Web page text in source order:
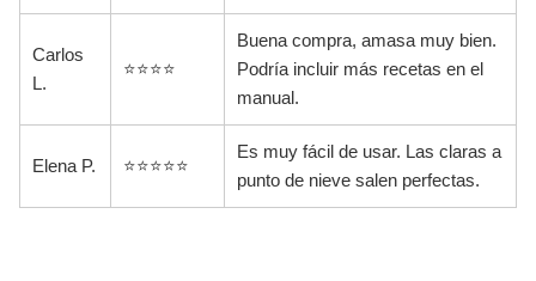
Carlos
L.
⭐⭐⭐⭐
Buena compra, amasa muy bien.
Podría incluir más recetas en el
manual.
Elena P. ⭐⭐⭐⭐⭐
Es muy fácil de usar. Las claras a
punto de nieve salen perfectas.